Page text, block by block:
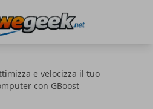
e velocizza il tuo
con GBoost